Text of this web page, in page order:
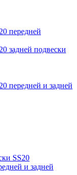
передней
задней подвески
передней и задней
SS20
и задней